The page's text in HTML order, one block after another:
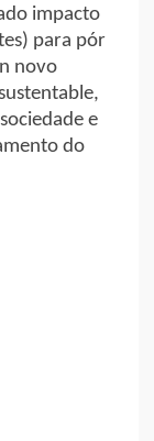
impacto
para pór
novo
e
do